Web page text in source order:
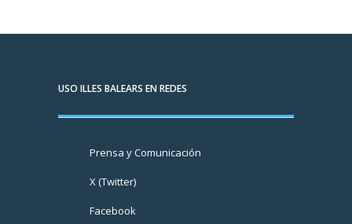
USO ILLES BALEARS EN REDES
Prensa y Comunicación
X (Twitter)
Facebook